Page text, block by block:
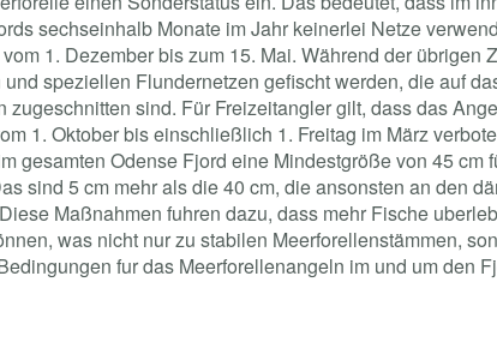
sechseinhalb Monate im Jahr keinerlei Netze
1. Dezember bis zum 15. Mai. Während der übrigen
speziellen Flundernetzen gefischt werden, die auf
zugeschnitten sind. Für Freizeitangler gilt, dass das
1. Oktober bis einschließlich 1. Freitag im März
gesamten Odense Fjord eine Mindestgröße von 45 cm
sind 5 cm mehr als die 40 cm, die ansonsten an den
Maßnahmen fuhren dazu, dass mehr Fische
was nicht nur zu stabilen Meerforellenstämmen,
fur das Meerforellenangeln im und um den